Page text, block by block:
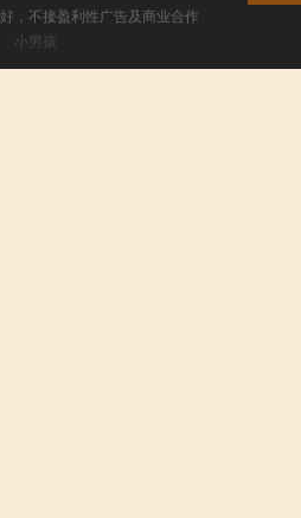
，不接盈利性广告及商业合作
小男孩